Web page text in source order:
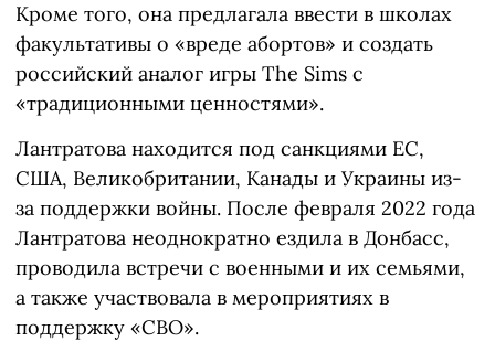
Кроме того, она предлагала ввести в школах
факультативы о «вреде абортов» и создать
российский аналог игры The Sims с
«традиционными ценностями».
Лантратова находится под санкциями ЕС,
США, Великобритании, Канады и Украины из-
за поддержки войны. После февраля 2022 года
Лантратова неоднократно ездила в Донбасс,
проводила встречи с военными и их семьями,
а также участвовала в мероприятиях в
поддержку «СВО».